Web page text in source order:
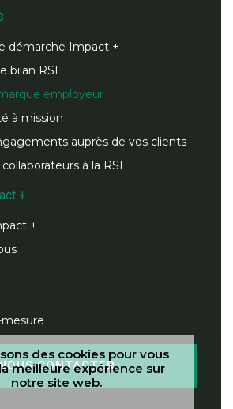
démarche Impact +
bilan RSE
employeur
à mission
auprès de vos clients
à la RSE
+
+
CONTACTER
des cookies pour vous
meilleure expérience sur
notre site web.